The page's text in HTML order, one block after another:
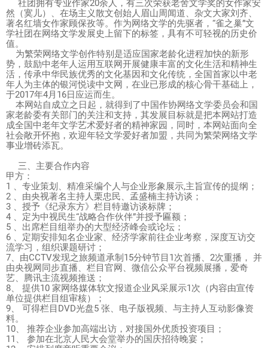
社团拥有专业作家20余人，有三次荣获老舍文学奖的女作家安
然（寞儿）、在场主义散文创始人眉山周闻道、杂文大家刘齐、
著名红墙女作家顾保孜等。作为网络文学的先驱者，“雀之巢”文
学社团在网络文学发展史上留下的标签，具有不可轻视的历史价
值。
为繁荣网络文学创作特别是适应国家老龄化进程加快的新形
势，鼓励中老年人运用互联网开展健康丰富的文化生活和精神生
活，传承中华民族优秀的文化基因和文化传统，全国首家以中老
年人为主体的银河悦读中文网，在业已形成的核心骨干基础上，
于2017年4月16日应运而生。
本网站自成立之日起，就得到了中国作协网络文学委员会和国
家老龄委有关部门的关注和支持，其发展目标就是把本网站打造
成全国中老年文学艺术爱好者的精神家园，同时，本网站面向全
社会敞开怀抱，欢迎年轻文学爱好者加盟，共同为繁荣网络文学
事业增砖添瓦。
三、主要合作内容
甲方：
1 、专业策划、精准采编个人与企业形象展示,主旨宣传的提纲；
2 、由央视著名主持人栗忠民、孟盛楠主持访谈；
3 、授予《纪录东方》栏目特邀访谈标牌；
4 、定为中视民生“战略合作伙伴”并授予匾额；
5 、出席栏目组举办的大型经济峰会或论坛；
6 、定期安排知名企业家、经济学家前往企业考察，深度互访交
流学习，组织课题研讨；
7、由CCTV发现之旅频道承制15分钟节目1次首播、2次重播， 并
由央视网同步直播、栏目官网、微信公众平台视频展播，爱奇
艺、腾讯主流视频推送；
8、 提供10 家网络媒体软文报道企业风采展示1次（内容由宣传
单位提供栏目组审核）；
9、 可得栏目DVD光盘5 张、电子版视频、与主持人互动影像资
料。
10、 推荐企业参加高端出访，对接国外优质投资项目；
11、 参加在北京人民大会堂举办的国庆招待晚宴；